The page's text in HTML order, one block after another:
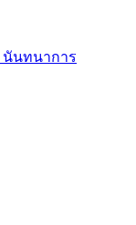
นันทนาการ